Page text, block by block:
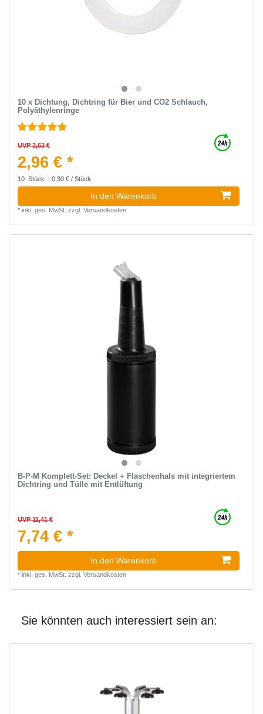
10 x Dichtung, Dichtring für Bier und CO2 Schlauch,
Polyäthylenringe
UVP 3,63 €
2,96 € *
10 Stück | 0,30 € / Stück
In den Warenkorb
* inkl. ges. MwSt. zzgl. Versandkosten
B-P-M Komplett-Set: Deckel + Flaschenhals mit integriertem
Dichtring und Tülle mit Entlüftung
UVP 11,41 €
7,74 € *
In den Warenkorb
* inkl. ges. MwSt. zzgl. Versandkosten
Sie könnten auch interessiert sein an: